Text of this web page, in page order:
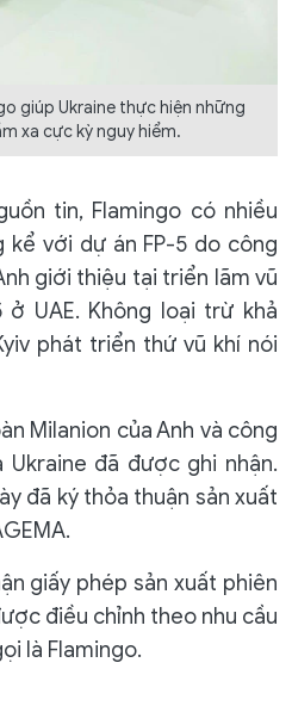
giúp Ukraine thực hiện những
xa cực kỳ nguy hiểm.
tin, Flamingo có nhiều
với dự án FP-5 do công
giới thiệu tại triển lãm vũ
ở UAE. Không loại trừ khả
phát triển thứ vũ khí nói
Milanion của Anh và công
Ukraine đã được ghi nhận.
đã ký thỏa thuận sản xuất
giấy phép sản xuất phiên
điều chỉnh theo nhu cầu
là Flamingo.